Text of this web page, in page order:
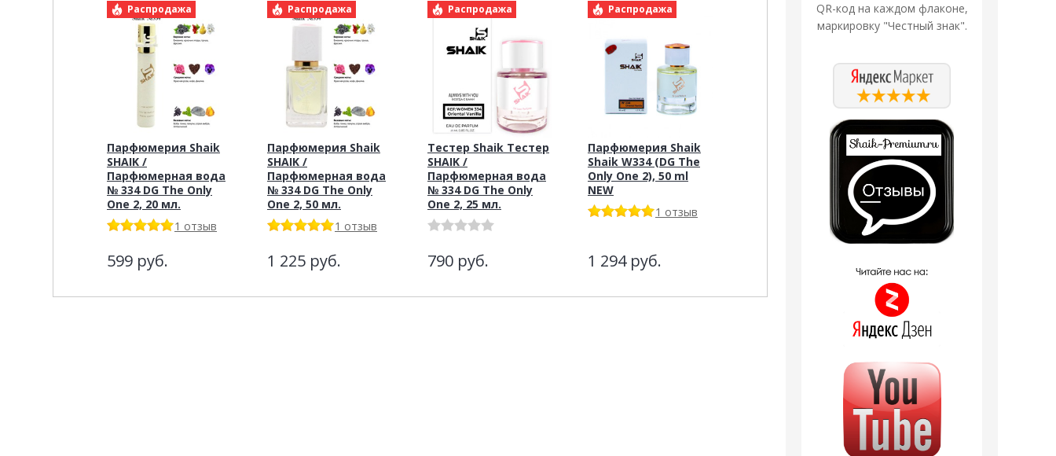
QR-код на каждом флаконе,
маркировку "Честный знак".
Распродажа
Парфюмерия Shaik
SHAIK /
Парфюмерная вода
№ 334 DG The Only
One 2, 20 мл.
1 отзыв
599 руб.
Распродажа
Парфюмерия Shaik
SHAIK /
Парфюмерная вода
№ 334 DG The Only
One 2, 50 мл.
1 отзыв
1 225 руб.
Распродажа
Тестер Shaik Тестер
SHAIK /
Парфюмерная вода
№ 334 DG The Only
One 2, 25 мл.
790 руб.
Распродажа
Парфюмерия Shaik
Shaik W334 (DG The
Only One 2), 50 ml
NEW
1 отзыв
1 294 руб.